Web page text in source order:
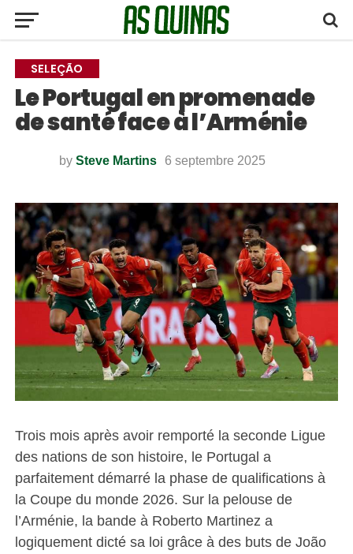
SELEÇÃO
Le Portugal en promenade
de santé face à l’Arménie
by Steve Martins 6 septembre 2025
Trois mois après avoir remporté la seconde Ligue
des nations de son histoire, le Portugal a
parfaitement démarré la phase de qualifications à
la Coupe du monde 2026. Sur la pelouse de
l’Arménie, la bande à Roberto Martinez a
logiquement dicté sa loi grâce à des buts de João